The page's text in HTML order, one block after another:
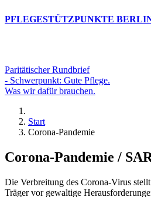
PFLEGESTÜTZPUNKTE
Paritätischer Rundbrief
- Schwerpunkt: Gute Pflege.
Was wir dafür brauchen.
Start
Corona-Pandemie
Corona-Pandemie /
Die Verbreitung des Corona-Virus
Träger vor gewaltige